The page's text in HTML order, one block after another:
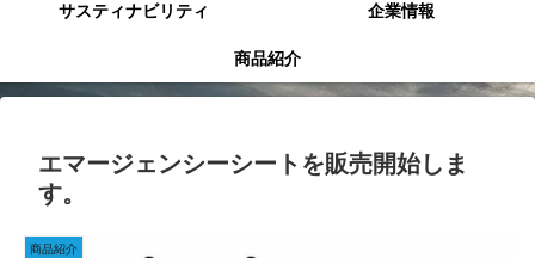
サスティナビリティ 企業情報
商品紹介
エマージェンシーシートを販売開始しま
す。
商品紹介